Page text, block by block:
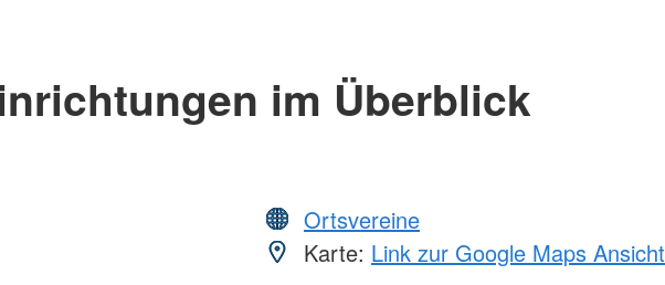
im Überblick
Ortsvereine
Karte: Link zur Google Maps Ansicht